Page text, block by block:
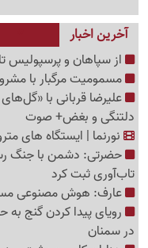
آخرین اخبار
از سپاهان و پرسپولیس
مسمومیت مرگبار با
علیرضا قربانی با
دلتنگی و بغض+ صوت
نورنما | ایستگاه های
حضرتی: دشمن با جنگ
تاب‌آوری ثبت کرد
عارف: هوش مصنوعی
در سمنان